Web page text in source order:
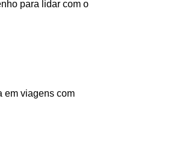
para lidar com o
em viagens com